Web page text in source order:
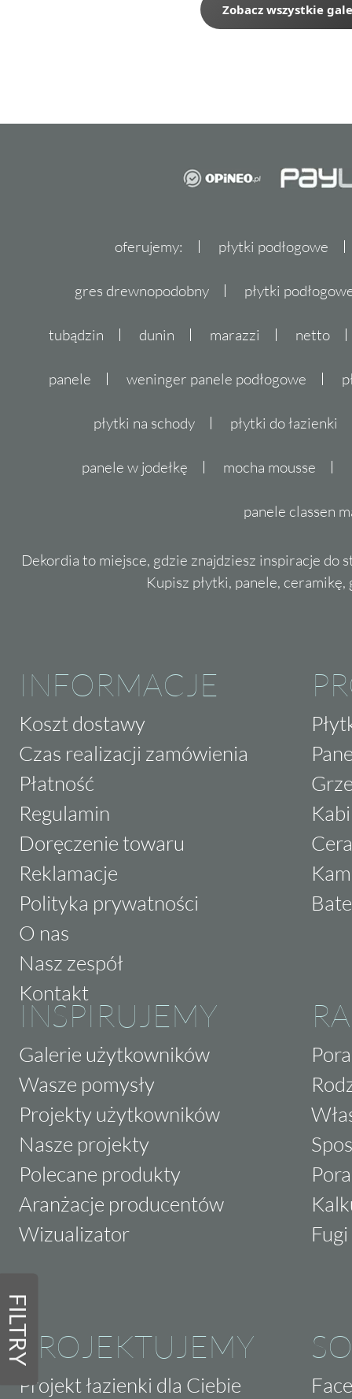
FILTRY
Zobacz wszystkie
oferujemy: płytki podłogowe
gres drewnopodobny płytki
tubądzin dunin marazzi netto
panele weninger panele podłogowe
płytki na schody płytki do łazienki
panele w jodełkę mocha mousse
panele classen
Dekordia to miejsce, gdzie znajdziesz inspiracje do
Kupisz płytki, panele,
INFORMACJE
Koszt dostawy
Czas realizacji zamówienia
Płatność
Regulamin
Doręczenie towaru
Reklamacje
Polityka prywatności
O nas
Nasz zespół
Kontakt
INSPIRUJEMY
Galerie użytkowników
Wasze pomysły
Projekty użytkowników
Nasze projekty
Polecane produkty
Aranżacje producentów
Wizualizator
PROJEKTUJEMY
Projekt łazienki dla Ciebie